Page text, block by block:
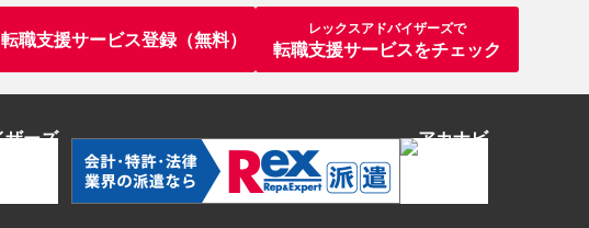
転職支援サービス登録（無料）
レックスアドバイザーズで
転職支援サービスをチェック